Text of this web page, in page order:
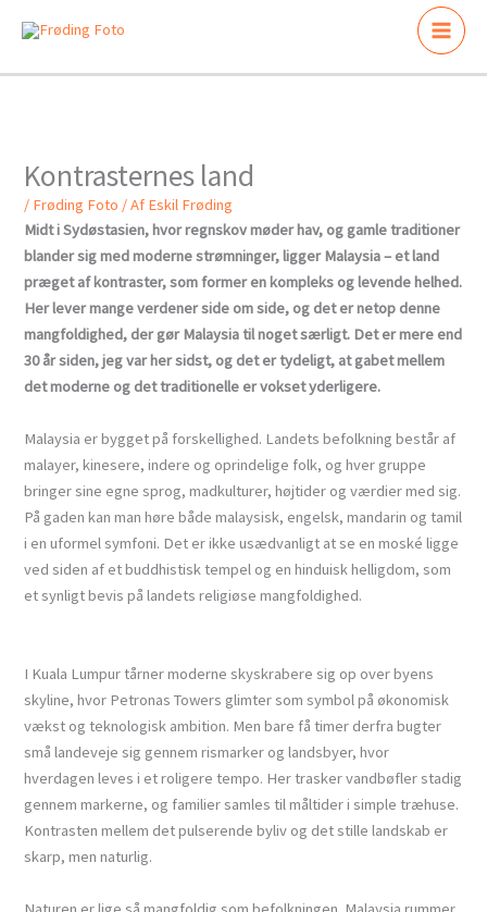
Kontrasternes land
/ Frøding Foto / Af Eskil Frøding
Midt i Sydøstasien, hvor regnskov møder hav, og gamle traditioner
blander sig med moderne strømninger, ligger Malaysia – et land
præget af kontraster, som former en kompleks og levende helhed.
Her lever mange verdener side om side, og det er netop denne
mangfoldighed, der gør Malaysia til noget særligt. Det er mere end
30 år siden, jeg var her sidst, og det er tydeligt, at gabet mellem
det moderne og det traditionelle er vokset yderligere.
Malaysia er bygget på forskellighed. Landets befolkning består af
malayer, kinesere, indere og oprindelige folk, og hver gruppe
bringer sine egne sprog, madkulturer, højtider og værdier med sig.
På gaden kan man høre både malaysisk, engelsk, mandarin og tamil
i en uformel symfoni. Det er ikke usædvanligt at se en moské ligge
ved siden af et buddhistisk tempel og en hinduisk helligdom, som
et synligt bevis på landets religiøse mangfoldighed.
I Kuala Lumpur tårner moderne skyskrabere sig op over byens
skyline, hvor Petronas Towers glimter som symbol på økonomisk
vækst og teknologisk ambition. Men bare få timer derfra bugter
små landeveje sig gennem rismarker og landsbyer, hvor
hverdagen leves i et roligere tempo. Her trasker vandbøfler stadig
gennem markerne, og familier samles til måltider i simple træhuse.
Kontrasten mellem det pulserende byliv og det stille landskab er
skarp, men naturlig.